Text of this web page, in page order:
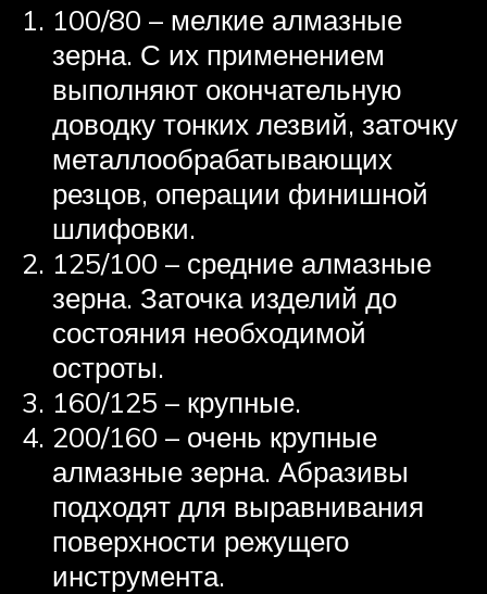
100/80 – мелкие алмазные
зерна. С их применением
выполняют окончательную
доводку тонких лезвий, заточку
металлообрабатывающих
резцов, операции финишной
шлифовки.
125/100 – средние алмазные
зерна. Заточка изделий до
состояния необходимой
остроты.
160/125 – крупные.
200/160 – очень крупные
алмазные зерна. Абразивы
подходят для выравнивания
поверхности режущего
инструмента.